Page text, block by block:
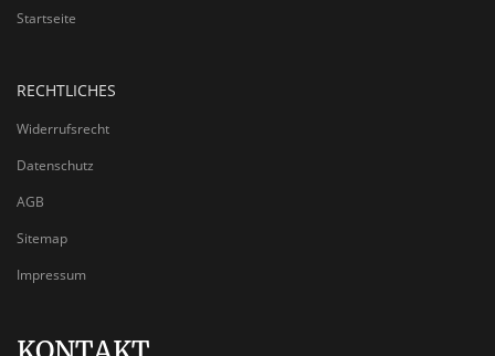
Startseite
RECHTLICHES
Widerrufsrecht
Datenschutz
AGB
Sitemap
Impressum